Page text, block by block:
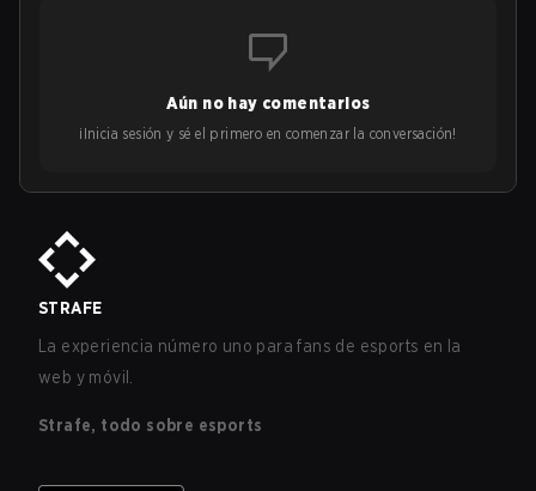
Aún no hay comentarios
¡Inicia sesión y sé el primero en comenzar la conversación!
STRAFE
La experiencia número uno para fans de esports en la
web y móvil.
Strafe, todo sobre esports